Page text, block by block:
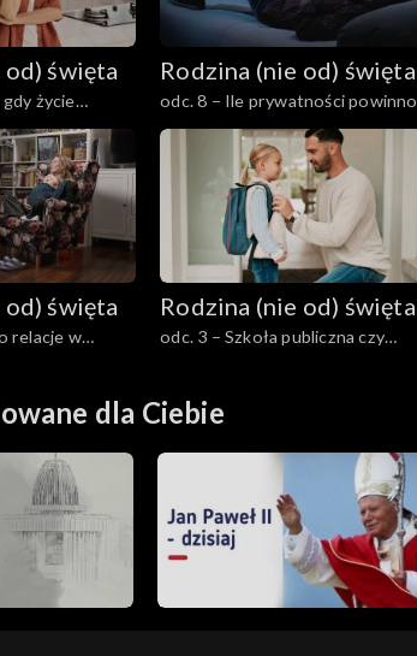
święta
życie
ma różne
Rodzina (nie od) święta
odc. 8 – Ile prywatności powinno
mieć dziecko?
święta
relacje w
Rodzina (nie od) święta
odc. 3 – Szkoła publiczna czy
dla Ciebie